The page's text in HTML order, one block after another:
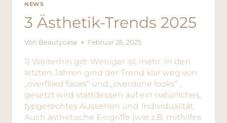
NEWS
3 Ästhetik-Trends 2025
Von Beautyoase Februar 26, 2025
1) Weiterhin gilt: Weniger ist mehr. In den
letzten Jahren gind der Trend klar weg von
„overfilled faces“ und „overdone looks“ ,
gesetzt wird stattdessen auf ein natürliches,
typgerechtes Aussehen und Individualität.
Auch ästhetische Eingriffe (wie z.B. mithilfes